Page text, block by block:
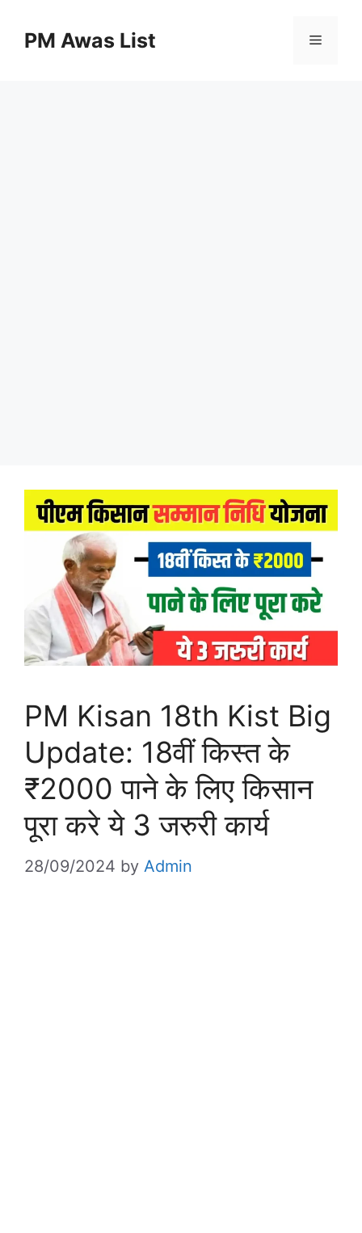
PM Awas List Menu
PM Kisan 18th Kist Big
Update: 18वीं किस्त के
₹2000 पाने के लिए किसान
पूरा करे ये 3 जरुरी कार्य
28/09/2024 by Admin